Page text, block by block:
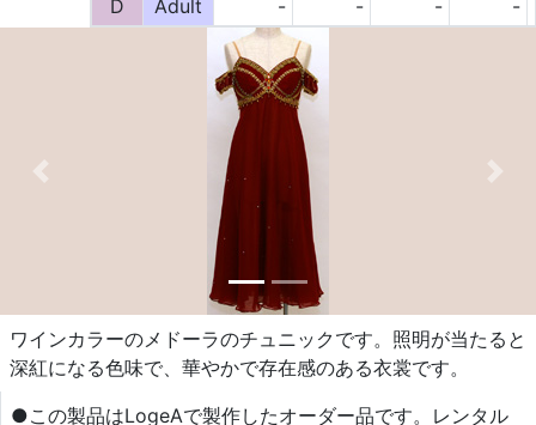
D
Adult - - - -
Previous Next
ワインカラーのメドーラのチュニックです。照明が当たると
深紅になる色味で、華やかで存在感のある衣裳です。
●この製品はLogeAで製作したオーダー品です。レンタル